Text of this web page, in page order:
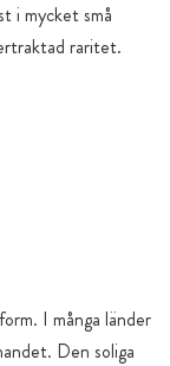
i mycket små
raritet.
I många länder
Den soliga